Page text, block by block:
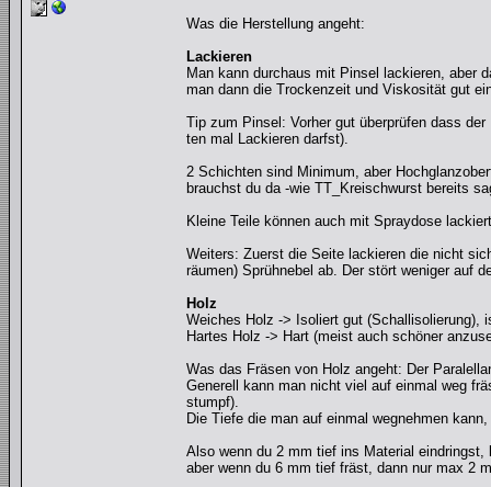
Was die Herstellung angeht:
Lackieren
Man kann durchaus mit Pinsel lackieren, aber
man dann die Trockenzeit und Viskosität gut
Tip zum Pinsel: Vorher gut überprüfen dass
ten mal Lackieren darfst).
2 Schichten sind Minimum, aber
brauchst du da -wie TT_Kreischwurst bereits
Kleine Teile können auch mit Spraydose
Weiters: Zuerst die Seite lackieren die nicht
räumen) Sprühnebel ab. Der stört weniger auf
Holz
Weiches Holz -> Isoliert gut (Schallisolierung),
Hartes Holz -> Hart (meist auch schöner
Was das Fräsen von Holz angeht: Der
Generell kann man nicht viel auf einmal weg
stumpf).
Die Tiefe die man auf einmal wegnehmen
Also wenn du 2 mm tief ins Material
aber wenn du 6 mm tief fräst, dann nur max 2